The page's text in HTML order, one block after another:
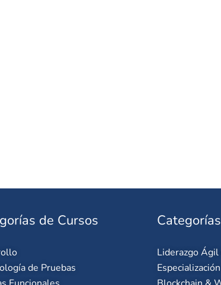
de Cursos
de Pruebas
Liderazgo Ágil